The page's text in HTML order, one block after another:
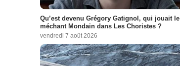
Qu’est devenu Grégory Gatignol, qui jouait le
méchant Mondain dans Les Choristes ?
vendredi 7 août 2026